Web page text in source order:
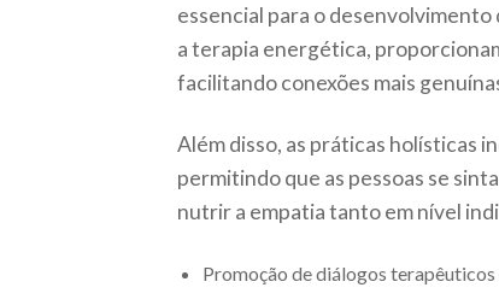
essencial para o desenvolvimento
a terapia energética,
facilitando conexões mais
Além disso, as práticas holísticas
permitindo que as pessoas se
nutrir a empatia tanto em nível
Promoção de diálogos